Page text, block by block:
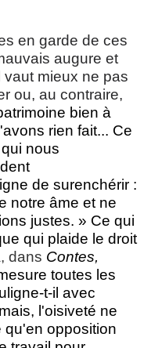
en garde de ces
augure et
vaut mieux ne pas
ou, au contraire,
bien à
rien fait... Ce
nous
de surenchérir :
notre âme et ne
justes. » Ce qui
qui plaide le droit
dans Contes,
toutes les
t-il avec
l'oisiveté ne
qu'en opposition